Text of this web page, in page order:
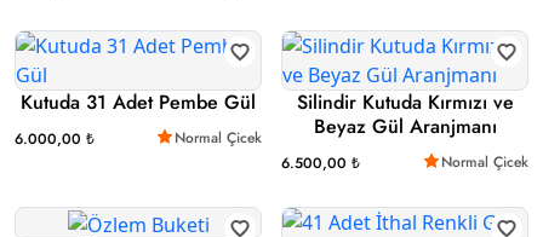
Kutuda 31 Adet Pembe Gül
6.000,00 ₺ Normal Çicek
Silindir Kutuda Kırmızı ve
Beyaz Gül Aranjmanı
6.500,00 ₺ Normal Çicek